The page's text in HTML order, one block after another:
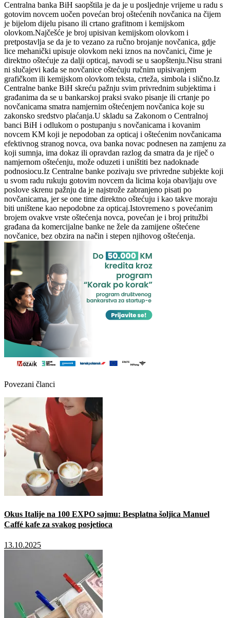
Centralna banka BiH saopštila je da je u posljednje vrijeme u radu s
gotovim novcem uočen povećan broj oštećenih novčanica na čijem
je bijelom dijelu pisano ili crtano grafitnom i kemijskom
olovkom.Najčešće je broj upisivan kemijskom olovkom i
pretpostavlja se da je to vezano za ručno brojanje novčanica, gdje
lice mehanički upisuje olovkom neki iznos na novčanici, čime je
direktno oštećuje za dalji opticaj, navodi se u saopštenju.Nisu strani
ni slučajevi kada se novčanice oštećuju ručnim upisivanjem
grafičkom ili kemijskom olovkom teksta, crteža, simbola i slično.Iz
Centralne banke BiH skreću pažnju svim privrednim subjektima i
građanima da se u bankarskoj praksi svako pisanje ili crtanje po
novčanicama smatra namjernim oštećenjem novčanica koje su
zakonsko sredstvo plaćanja.U skladu sa Zakonom o Centralnoj
banci BiH i odlukom o postupanju s novčanicama i kovanim
novcem KM koji je nepodoban za opticaj i oštećenim novčanicama
efektivnog stranog novca, ova banka novac podnesen na zamjenu za
koji sumnja, ima dokaz ili opravdan razlog da smatra da je riječ o
namjernom oštećenju, može oduzeti i uništiti bez nadoknade
podnosiocu.Iz Centralne banke pozivaju sve privredne subjekte koji
u svom radu rukuju gotovim novcem da licima koja obavljaju ove
poslove skrenu pažnju da je najstrože zabranjeno pisati po
novčanicama, jer se one time direktno oštećuju i kao takve moraju
biti uništene kao nepodobne za opticaj.Istovremeno s povećanim
brojem ovakve vrste oštećenja novca, povećan je i broj pritužbi
građana da komercijalne banke ne žele da zamijene oštećene
novčanice, bez obzira na način i stepen njihovog oštećenja.
Povezani članci
Okus Italije na 100 EXPO sajmu: Besplatna šoljica Manuel
Caffé kafe za svakog posjetioca
13.10.2025